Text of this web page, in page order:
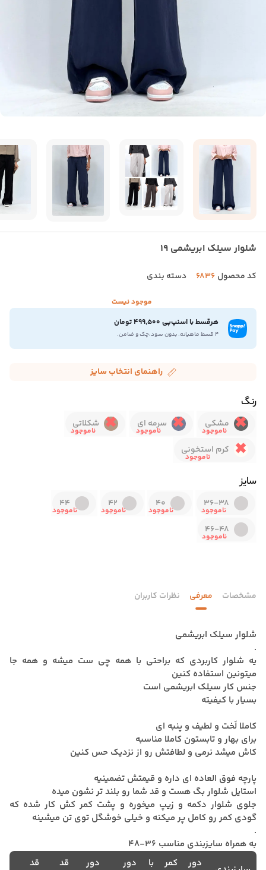
شلوار سیلک ابریشمی 19
کد محصول 6836 دسته بندی
موجود نیست
هرقسط با اسنپ‌پی 499,500 تومان
۴ قسط ماهیانه. بدون سود،چک و ضامن.
راهنمای انتخاب سایز
رنگ
مشکی سرمه ای
شکلاتی
کرم استخونی
سایز
36-38
40
42
44
46-48
مشخصات معرفی نظرات کاربران
شلوار سیلک ابریشمی
.
یه شلوار کاربردی که براحتی با همه چی ست میشه و همه جا
میتونین استفاده کنین
جنس کار سیلک ابریشمی است
بسیار با کیفیته
کاملا لَخت و لطیف و پنبه ای
برای بهار و تابستون کاملا مناسبه
کاش میشد نرمی و لطافتش رو از نزدیک حس کنین
پارچه فوق العاده ای داره و قیمتش تضمینیه
استایل شلوار بگ هست و قد شما رو بلند تر نشون میده
جلوی شلوار دکمه و زیپ میخوره و پشت کمر کش کار شده که
گودی کمر رو کامل پر میکنه و خیلی خوشگل توی تن میشینه
.
به همراه سایزبندی مناسب 36-48
دور کمر با
دور
دور
قد
قد